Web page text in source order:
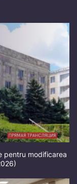
pentru modificarea